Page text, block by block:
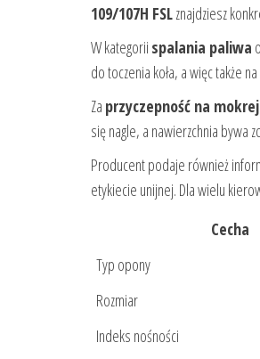
109/107H FSLznajdziesz
W kategorii spalania paliwa
do toczenia koła, a więc także
Za przyczepność na
się nagle, a nawierzchnia bywa
Producent podaje również
etykiecie unijnej. Dla wielu
Cecha
Typ opony
Rozmiar
Indeks nośności